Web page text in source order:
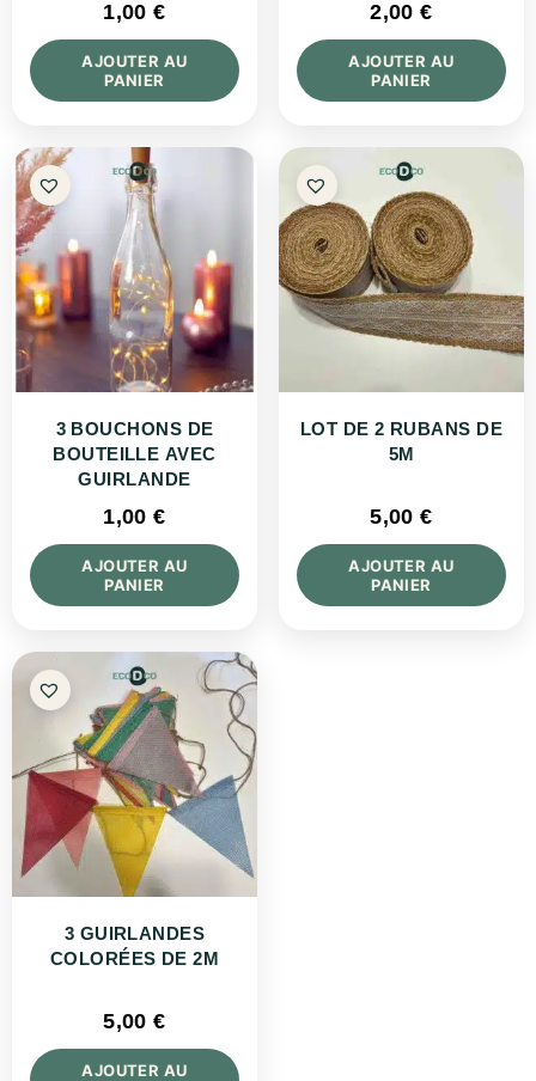
1,00€
AJOUTER AU
PANIER
2,00€
AJOUTER AU
PANIER
3 BOUCHONS DE
BOUTEILLE AVEC
GUIRLANDE
1,00€
AJOUTER AU
PANIER
LOT DE 2 RUBANS DE
5M
5,00€
AJOUTER AU
PANIER
3 GUIRLANDES
COLORÉES DE 2M
5,00€
AJOUTER AU